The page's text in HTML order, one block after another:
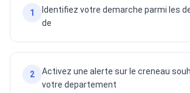
1
Identifiez votre demarche parmi les
de
2
Activez une alerte sur le creneau
votre departement